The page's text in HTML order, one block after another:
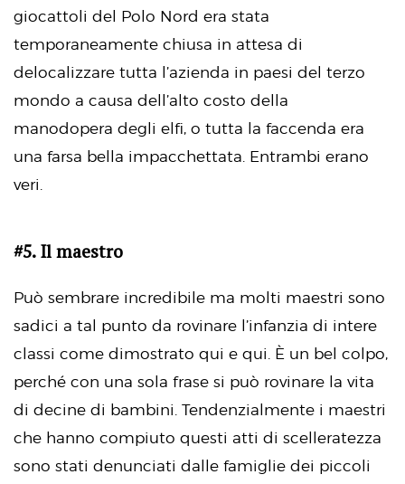
giocattoli del Polo Nord era stata
temporaneamente chiusa in attesa di
delocalizzare tutta l’azienda in paesi del terzo
mondo a causa dell’alto costo della
manodopera degli elfi, o tutta la faccenda era
una farsa bella impacchettata. Entrambi erano
veri.
#5. Il maestro
Può sembrare incredibile ma molti maestri sono
sadici a tal punto da rovinare l’infanzia di intere
classi come dimostrato qui e qui. È un bel colpo,
perché con una sola frase si può rovinare la vita
di decine di bambini. Tendenzialmente i maestri
che hanno compiuto questi atti di scelleratezza
sono stati denunciati dalle famiglie dei piccoli